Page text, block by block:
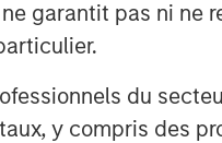
garantit pas ni ne
du
y compris des
and